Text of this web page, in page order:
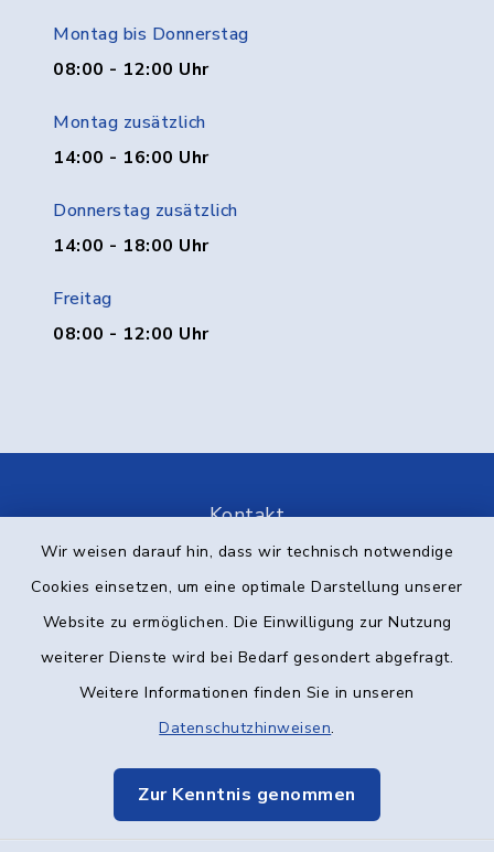
Wir weisen darauf hin, dass wir technisch notwendige
Cookies einsetzen, um eine optimale Darstellung unserer
Website zu ermöglichen. Die Einwilligung zur Nutzung
weiterer Dienste wird bei Bedarf gesondert abgefragt.
Weitere Informationen finden Sie in unseren
Datenschutzhinweisen.
Zur Kenntnis genommen
Montag bis Donnerstag
08:00 - 12:00 Uhr
Montag zusätzlich
14:00 - 16:00 Uhr
Donnerstag zusätzlich
14:00 - 18:00 Uhr
Freitag
08:00 - 12:00 Uhr
Kontakt
Datenschutz
Impressum
Elektronische Kommunikation
Sitemap